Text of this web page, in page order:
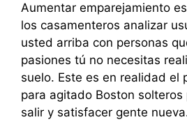
Aumentar emparejamiento
los casamenteros analizar
usted arriba con personas
pasiones tú no necesitas
suelo. Este es en realidad el
para agitado Boston solteros
salir y satisfacer gente